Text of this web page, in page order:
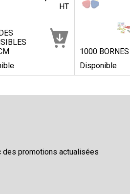
HT
1000 BORNES
Disponible
des promotions actualisées